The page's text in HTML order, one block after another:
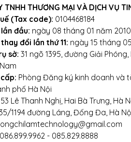
TNHH THƯƠNG MẠI VÀ DỊCH VỤ
(Tax code): 0104468184
đầu: ngày 08 tháng 01 năm 2010
đổi lần thứ 11: ngày 15 tháng
sở: 31 ngõ 1395, đường Giải
Phòng Đăng ký kinh doanh và
phố Hà Nội
Lê Thanh Nghị, Hai Bà Trưng, Hà
1194 đường Láng, Đống Đa, Hà
086.899.9962 - 085.829.8888